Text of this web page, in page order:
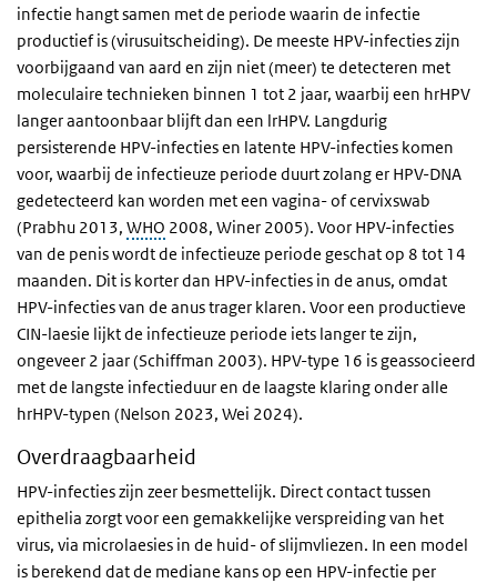
infectie hangt samen met de periode waarin de infectie
productief is (virusuitscheiding). De meeste HPV-infecties zijn
voorbijgaand van aard en zijn niet (meer) te detecteren met
moleculaire technieken binnen 1 tot 2 jaar, waarbij een hrHPV
langer aantoonbaar blijft dan een lrHPV. Langdurig
persisterende HPV-infecties en latente HPV-infecties komen
voor, waarbij de infectieuze periode duurt zolang er HPV-DNA
gedetecteerd kan worden met een vagina- of cervixswab
(Prabhu 2013, WHO 2008, Winer 2005). Voor HPV-infecties
van de penis wordt de infectieuze periode geschat op 8 tot 14
maanden. Dit is korter dan HPV-infecties in de anus, omdat
HPV-infecties van de anus trager klaren. Voor een productieve
CIN-laesie lijkt de infectieuze periode iets langer te zijn,
ongeveer 2 jaar (Schiffman 2003). HPV-type 16 is geassocieerd
met de langste infectieduur en de laagste klaring onder alle
hrHPV-typen (Nelson 2023, Wei 2024).
Overdraagbaarheid
HPV-infecties zijn zeer besmettelijk. Direct contact tussen
epithelia zorgt voor een gemakkelijke verspreiding van het
virus, via microlaesies in de huid- of slijmvliezen. In een model
is berekend dat de mediane kans op een HPV-infectie per